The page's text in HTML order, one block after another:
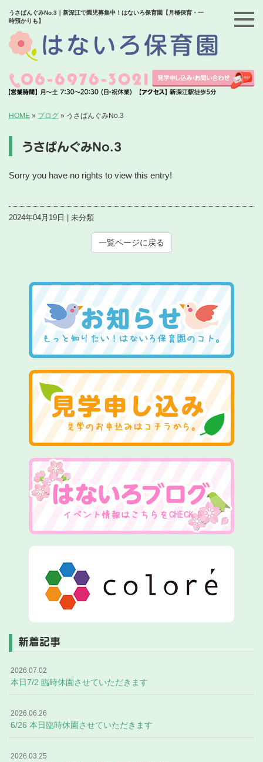
うさぱんぐみNo.3｜新深江で園児募集中！はないろ保育園【月極保育・一
時預かりも】
HOME » ブログ » うさぱんぐみNo.3
うさぱんぐみNo.3
Sorry you have no rights to view this entry!
2024年04月19日 | 未分類
一覧ページに戻る
新着記事
2026.07.02
本日7/2 臨時休園させていただきます
2026.06.26
6/26 本日臨時休園させていただきます
2026.03.25